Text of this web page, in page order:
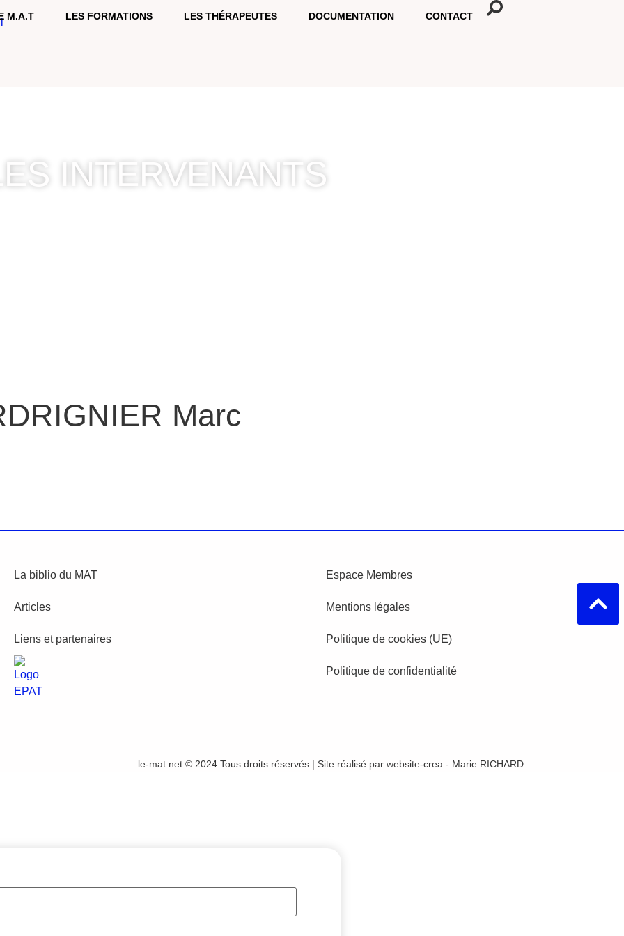
M.A.T LES FORMATIONS LES THÉRAPEUTES DOCUMENTATION CONTACT
INTERVENANTS
Marc
La biblio du MAT
Articles
Liens et partenaires
Espace Membres
Mentions légales
Politique de cookies (UE)
Politique de confidentialité
le-mat.net © 2024 Tous droits réservés | Site réalisé par website-crea - Marie RICHARD